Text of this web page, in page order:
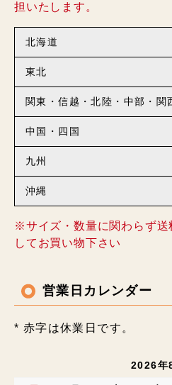
担いたします。
北海道
東北
関東・信越・北陸・中部・関
中国・四国
九州
沖縄
※サイズ・数量に関わらず送
してお買い物下さい
営業日カレンダー
* 赤字は休業日です。
2026年